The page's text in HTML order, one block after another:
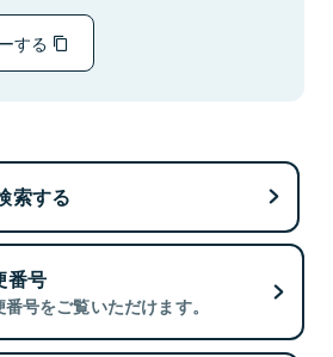
する
索する
番号
号をご覧いただけます。